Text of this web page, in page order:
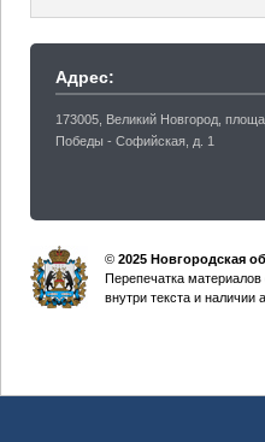
Адрес:
173005, Великий Новгород,
Победы - Софийская, д. 1
© 2025 Новгородская
Перепечатка
внутри текста и наличии